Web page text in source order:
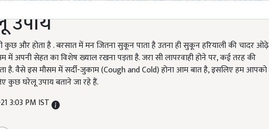
उपाय
कुछ और होता है . बरसात में मन जितना सुकून पाता है उतना ही सुकून हरियाली की चादर ओढ़े
में अपनी सेहत का विशेष ख्याल रखना पड़ता है. जरा सी लापरवाही होने पर, कई तरह की
है. वैसे इस मौसम में सर्दी-जुकाम (Cough and Cold) होना आम बात है, इसलिए हम आपको
कुछ घरेलू उपाय बताने जा रहे हैं.
3:03 PM IST